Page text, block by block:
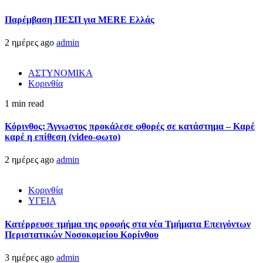
Παρέμβαση ΠΕΣΠ για MERE Ελλάς
2 ημέρες ago admin
ΑΣΤΥΝΟΜΙΚΑ
Κορινθία
1 min read
Κόρινθος: Άγνωστος προκάλεσε φθορές σε κατάστημα – Καρέ
καρέ η επίθεση (video-φωτο)
2 ημέρες ago admin
Κορινθία
ΥΓΕΙΑ
Kατέρρευσε τμήμα της οροφής στα νέα Τμήματα Επειγόντων
Περιστατικών Νοσοκομείου Κορίνθου
3 ημέρες ago admin